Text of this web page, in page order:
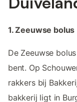
1. Zeeuwse bolus
De Zeeuwse
bent. Op
rakkers bij
bakkerij ligt in